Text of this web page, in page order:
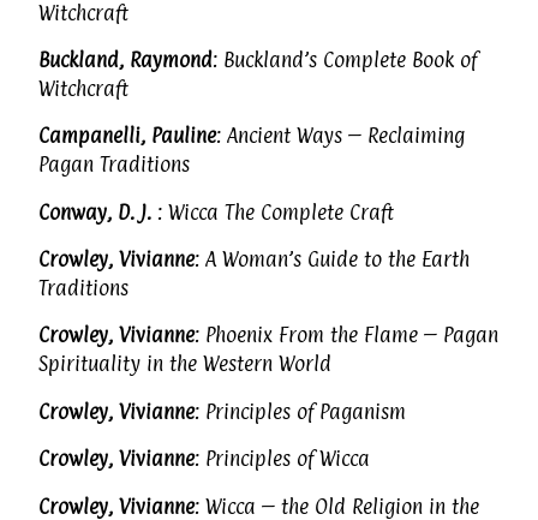
Witchcraft
Buckland, Raymond: Buckland’s Complete Book of
Witchcraft
Campanelli, Pauline: Ancient Ways – Reclaiming
Pagan Traditions
Conway, D. J. : Wicca The Complete Craft
Crowley, Vivianne: A Woman’s Guide to the Earth
Traditions
Crowley, Vivianne: Phoenix From the Flame – Pagan
Spirituality in the Western World
Crowley, Vivianne: Principles of Paganism
Crowley, Vivianne: Principles of Wicca
Crowley, Vivianne: Wicca – the Old Religion in the